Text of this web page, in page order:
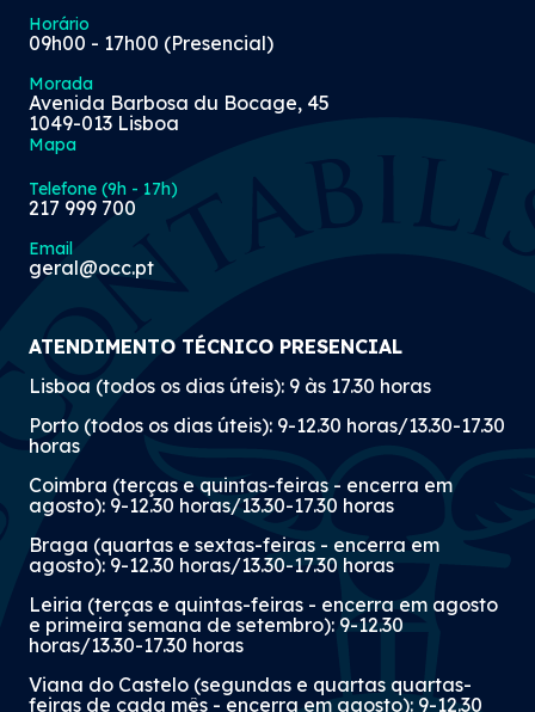
Horário
09h00 - 17h00 (Presencial)
Morada
Avenida Barbosa du Bocage, 45
1049-013 Lisboa
Mapa
Telefone (9h - 17h)
217 999 700
Email
geral@occ.pt
ATENDIMENTO TÉCNICO PRESENCIAL
Lisboa (todos os dias úteis): 9 às 17.30 horas
Porto (todos os dias úteis): 9-12.30 horas/13.30-17.30
horas
Coimbra (terças e quintas-feiras - encerra em
agosto): 9-12.30 horas/13.30-17.30 horas
Braga (quartas e sextas-feiras - encerra em
agosto): 9-12.30 horas/13.30-17.30 horas
Leiria (terças e quintas-feiras - encerra em agosto
e primeira semana de setembro): 9-12.30
horas/13.30-17.30 horas
Viana do Castelo (segundas e quartas quartas-
feiras de cada mês - encerra em agosto): 9-12.30